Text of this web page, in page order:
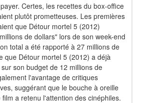
Certes, les recettes du box-office
plutôt prometteuses. Les premières
que Détour mortel 5 (2012)
de dollars" lors de son week-end
total a été rapporté à 27 millions de
que Détour mortel 5 (2012) a déjà
son budget de 12 millions de
l'avantage de critiques
suggérant que le bouche à oreille
a retenu l'attention des cinéphiles.